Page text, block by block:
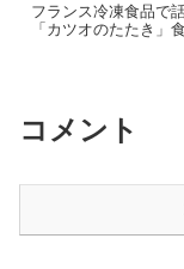
フランス冷凍食品で
「カツオのたたき」
コメント